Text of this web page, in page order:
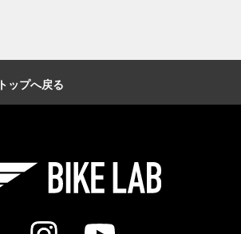
トップへ戻る